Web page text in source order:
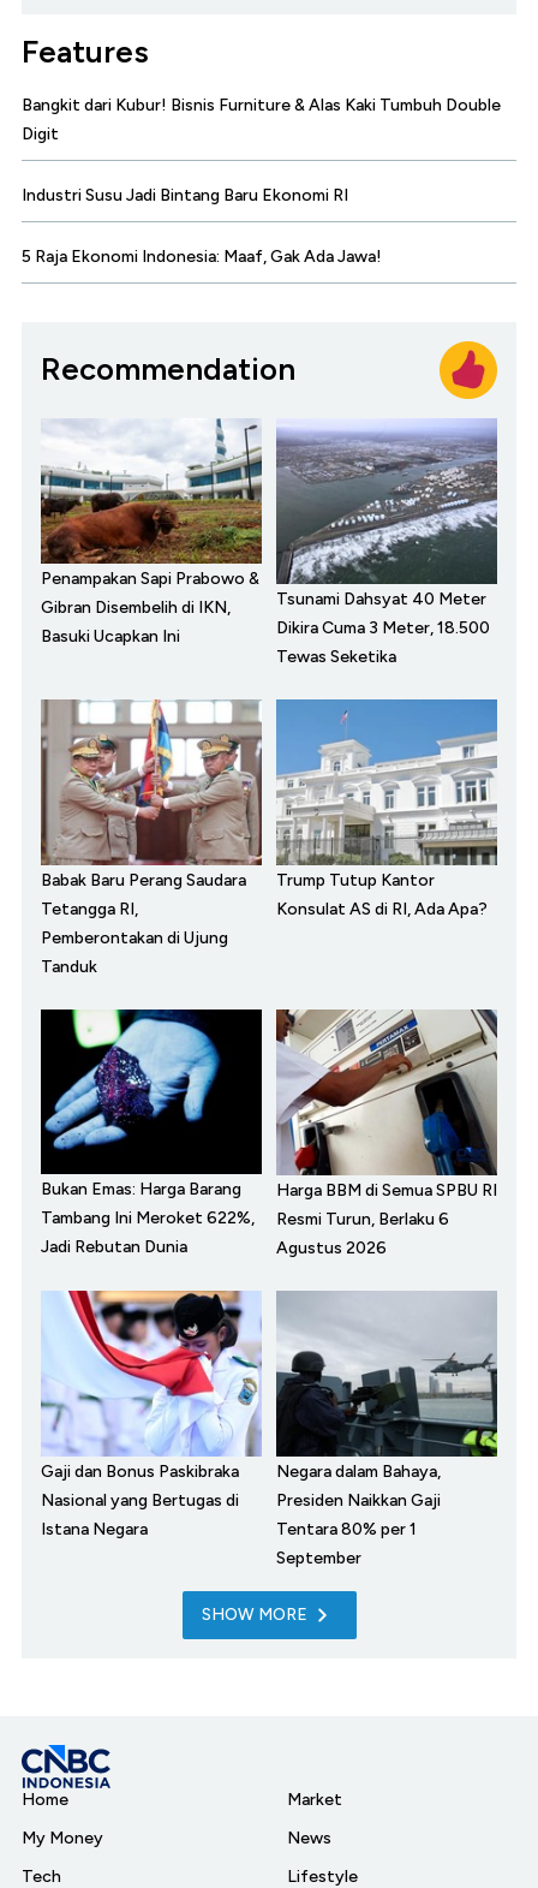
Features
Bangkit dari Kubur! Bisnis Furniture & Alas Kaki Tumbuh Double
Digit
Industri Susu Jadi Bintang Baru Ekonomi RI
5 Raja Ekonomi Indonesia: Maaf, Gak Ada Jawa!
Recommendation
Penampakan Sapi Prabowo &
Gibran Disembelih di IKN,
Basuki Ucapkan Ini
Tsunami Dahsyat 40 Meter
Dikira Cuma 3 Meter, 18.500
Tewas Seketika
Babak Baru Perang Saudara
Tetangga RI,
Pemberontakan di Ujung
Tanduk
Trump Tutup Kantor
Konsulat AS di RI, Ada Apa?
Bukan Emas: Harga Barang
Tambang Ini Meroket 622%,
Jadi Rebutan Dunia
Harga BBM di Semua SPBU RI
Resmi Turun, Berlaku 6
Agustus 2026
Gaji dan Bonus Paskibraka
Nasional yang Bertugas di
Istana Negara
Negara dalam Bahaya,
Presiden Naikkan Gaji
Tentara 80% per 1
September
SHOW MORE
Home
My Money
Tech
Market
News
Lifestyle